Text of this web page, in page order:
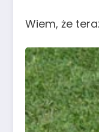
Wiem, że